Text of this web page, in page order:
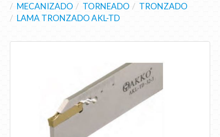
MECANIZADO
TORNEADO
TRONZADO
LAMA TRONZADO AKL-TD